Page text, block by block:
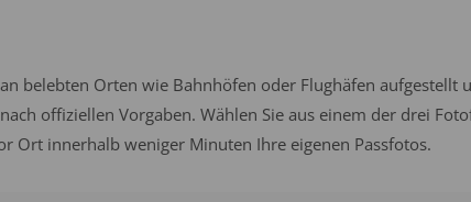
belebten Orten wie Bahnhöfen oder Flughäfen aufgestellt
offiziellen Vorgaben. Wählen Sie aus einem der drei
Ort innerhalb weniger Minuten Ihre eigenen Passfotos.